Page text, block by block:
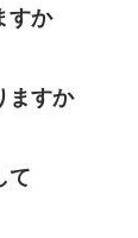
すか
ますか
て